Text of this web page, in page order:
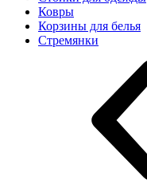
Ковры
Корзины для белья
Стремянки